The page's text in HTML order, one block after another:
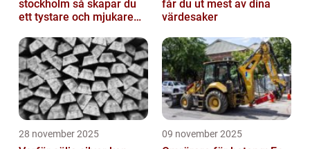
stockholm så skapar du
ett tystare och mjukare
får du ut mest av dina
värdesaker
28 november 2025 09 november 2025